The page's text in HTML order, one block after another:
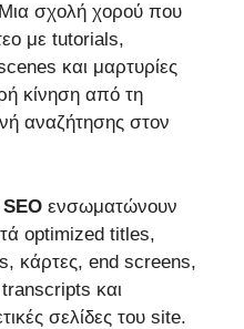
Μια σχολή χορού που
με tutorials,
και μαρτυρίες
κίνηση από τη
αναζήτησης στον
ενσωματώνουν
optimized titles,
κάρτες, end screens,
και
σελίδες του site.